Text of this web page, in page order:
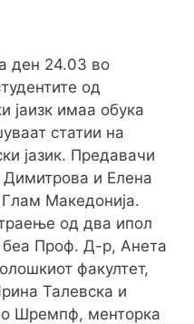
ден 24.03 во
од
јаизк имаа обука
статии на
јазик. Предавачи
Димитрова и Елена
Македонија.
од два ипол
беа Проф. Д-р, Анета
факултет,
Талевска и
Шремпф, менторка